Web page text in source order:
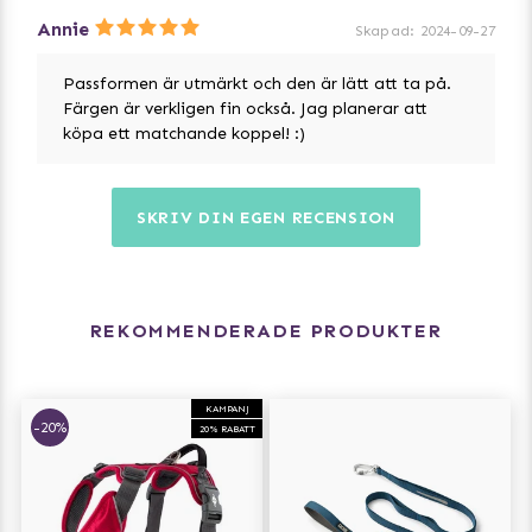
Två färstpunkter för koppel - en på hundens rygg och
en på hundens bröstkorg
Effektiv 3M™ reflex passpoal för ökad synlighet i svagt
Separat ID fästpunkt
Annie Skapad: 2024-09-27
Passformen är utmärkt och den är lätt att ta på.
Färgen är verkligen fin också. Jag planerar att
köpa ett matchande koppel! :)
SKRIV DIN EGEN RECENSION
REKOMMENDERADE PRODUKTER
KAMPANJ
20% RABATT
-20%